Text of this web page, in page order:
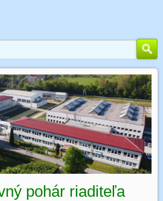
pohár riaditeľa